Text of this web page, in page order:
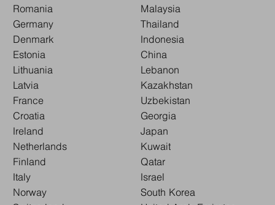
Romania
Germany
Denmark
Estonia
Lithuania
Latvia
France
Croatia
Ireland
Netherlands
Finland
Italy
Norway
Malaysia
Thailand
Indonesia
China
Lebanon
Kazakhstan
Uzbekistan
Georgia
Japan
Kuwait
Qatar
Israel
South Korea